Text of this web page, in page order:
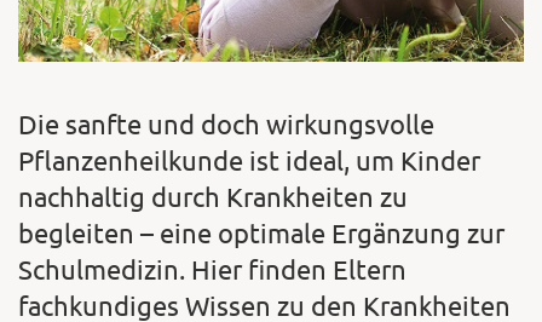
Die sanfte und doch wirkungsvolle
Pflanzenheilkunde ist ideal, um Kinder
nachhaltig durch Krankheiten zu
begleiten – eine optimale Ergänzung zur
Schulmedizin. Hier finden Eltern
fachkundiges Wissen zu den Krankheiten